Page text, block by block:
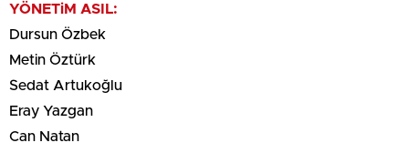
YÖNETiM ASIL:
Dursun Özbek
Metin Öztürk
Sedat Artukoğlu
Eray Yazgan
Can Natan